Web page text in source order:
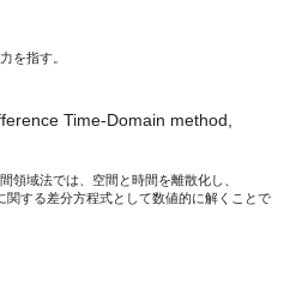
を指す。
Time-Domain method,
領域法では、空間と時間を離散化し、
関する差分方程式として数値的に解くことで